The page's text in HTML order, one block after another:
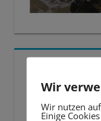
Video-
Player
Wir
Wir nutzen
Einige